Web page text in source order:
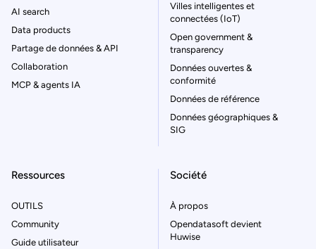
AI search
Data products
Partage de données & API
Collaboration
MCP & agents IA
Villes intelligentes et
connectées (IoT)
Open government &
transparency
Données ouvertes &
conformité
Données de référence
Données géographiques &
SIG
Ressources
OUTILS
Community
Guide utilisateur
Société
À propos
Opendatasoft devient
Huwise